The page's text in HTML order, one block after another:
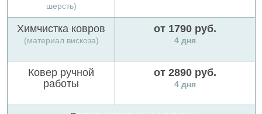
шерсть)
Химчистка ковров
(материал вискоза)
от 1790 руб.
4 дня
Ковер ручной
работы
от 2890 руб.
4 дня